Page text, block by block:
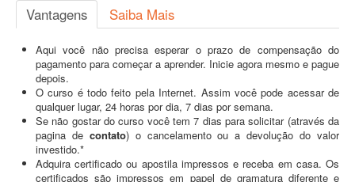
Vantagens Saiba Mais
Aqui você não precisa esperar o prazo de compensação do
pagamento para começar a aprender. Inicie agora mesmo e pague
depois.
O curso é todo feito pela Internet. Assim você pode acessar de
qualquer lugar, 24 horas por dia, 7 dias por semana.
Se não gostar do curso você tem 7 dias para solicitar (através da
pagina de contato) o cancelamento ou a devolução do valor
investido.*
Adquira certificado ou apostila impressos e receba em casa. Os
certificados são impressos em papel de gramatura diferente e